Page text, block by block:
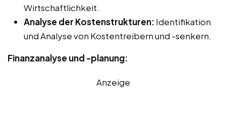
Wirtschaftlichkeit.
Analyse der Kostenstrukturen: Identifikation
und Analyse von Kostentreibern und -senkern.
Finanzanalyse und -planung:
Anzeige